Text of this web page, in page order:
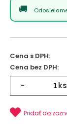
Cena s DPH:
Cena bez DPH:
- ks
Pridať do